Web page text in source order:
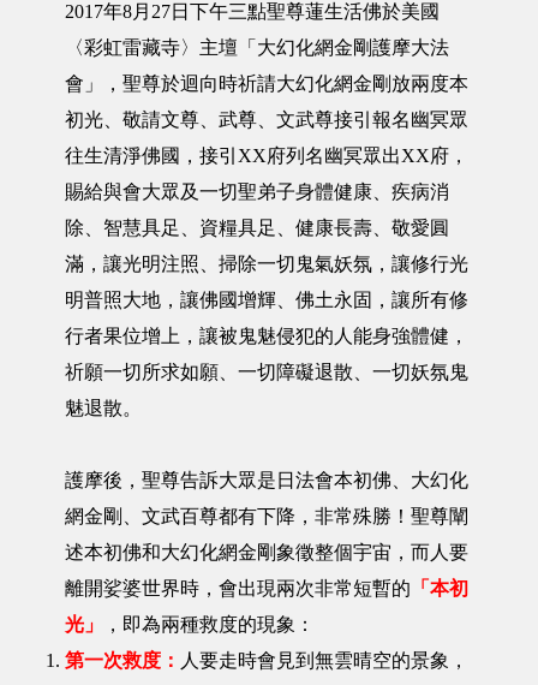
2017年8月27日下午三點聖尊蓮生活佛於美國
〈彩虹雷藏寺〉主壇「大幻化網金剛護摩大法
會」，聖尊於迴向時祈請大幻化網金剛放兩度本
初光、敬請文尊、武尊、文武尊接引報名幽冥眾
往生清淨佛國，接引XX府列名幽冥眾出XX府，
賜給與會大眾及一切聖弟子身體健康、疾病消
除、智慧具足、資糧具足、健康長壽、敬愛圓
滿，讓光明注照、掃除一切鬼氣妖氛，讓修行光
明普照大地，讓佛國增輝、佛土永固，讓所有修
行者果位增上，讓被鬼魅侵犯的人能身強體健，
祈願一切所求如願、一切障礙退散、一切妖氛鬼
魅退散。
護摩後，聖尊告訴大眾是日法會本初佛、大幻化
網金剛、文武百尊都有下降，非常殊勝！聖尊闡
述本初佛和大幻化網金剛象徵整個宇宙，而人要
離開娑婆世界時，會出現兩次非常短暫的 「本初
光」
，即為兩種救度的現象：
第一次救度： 人要走時會見到無雲晴空的景象，